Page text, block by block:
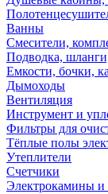
Ванны
Смесители,
Подводка,
Емкости, бочки,
Дымоходы
Вентиляция
Инструмент и
Фильтры для
Тёплые полы
Утеплители
Счетчики
Электрокамины и